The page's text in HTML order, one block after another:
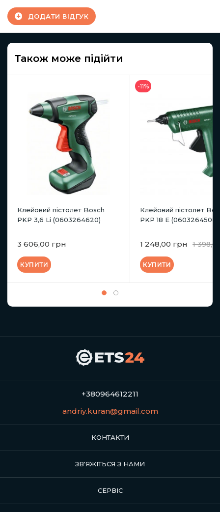
ДОДАТИ ВІДГУК
Також може підійти
Клейовий пістолет Bosch
PKP 3,6 Li (0603264620)
3 606,00 грн
КУПИТИ
-11%
Клейовий пістолет
PKP 18 E (0603264508)
1 248,00 грн 1
КУПИТИ
+380964612211
andriy.kuran@gmail.com
КОНТАКТИ
ЗВ'ЯЖІТЬСЯ З НАМИ
СЕРВІС